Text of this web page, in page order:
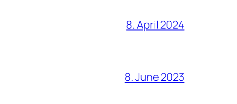
8. April 2024
8. June 2023